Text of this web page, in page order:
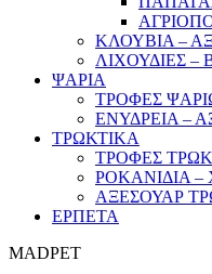
ΚΛΟΥΒΙΑ –
ΛΙΧΟΥΔΙΕΣ –
ΨΑΡΙΑ
ΤΡΟΦΕΣ
ΕΝΥΔΡΕΙΑ –
ΤΡΩΚΤΙΚΑ
ΤΡΟΦΕΣ
ΡΟΚΑΝΙΔΙΑ –
ΑΞΕΣΟΥΑΡ
ΕΡΠΕΤΑ
MADPET